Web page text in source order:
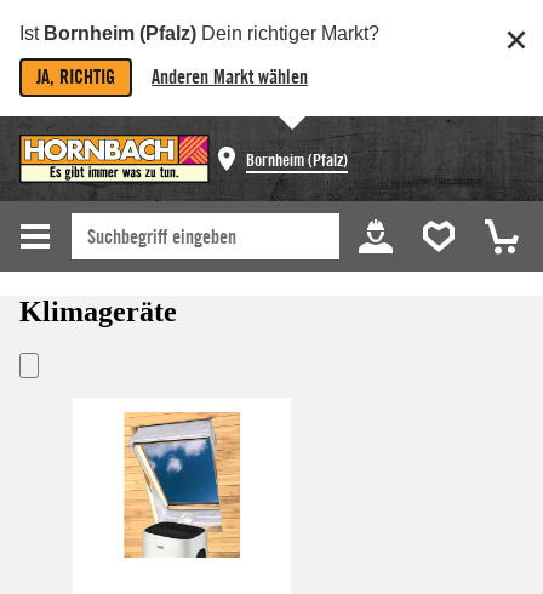
Ist Bornheim (Pfalz) Dein richtiger Markt?
JA, RICHTIG Anderen Markt wählen
Bornheim (Pfalz)
Klimageräte